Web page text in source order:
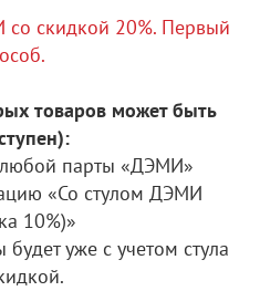
товаров может быть
любой парты «ДЭМИ»
«Со стулом ДЭМИ
10%)»
уже с учетом стула